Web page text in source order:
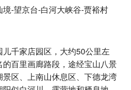
-望京台-白河大峡谷-贾裕村
千家店园区，大约50公里左
百里画廊路段，途经宝山八景
区、上南山休息区、下德龙湾